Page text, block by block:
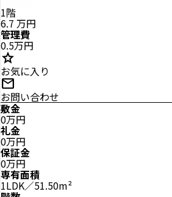
1階
6.7 万円
管理費
0.5万円
star
お気に入り
mail
お問い合わせ
敷金
0万円
礼金
0万円
保証金
0万円
専有面積
1LDK／51.50m²